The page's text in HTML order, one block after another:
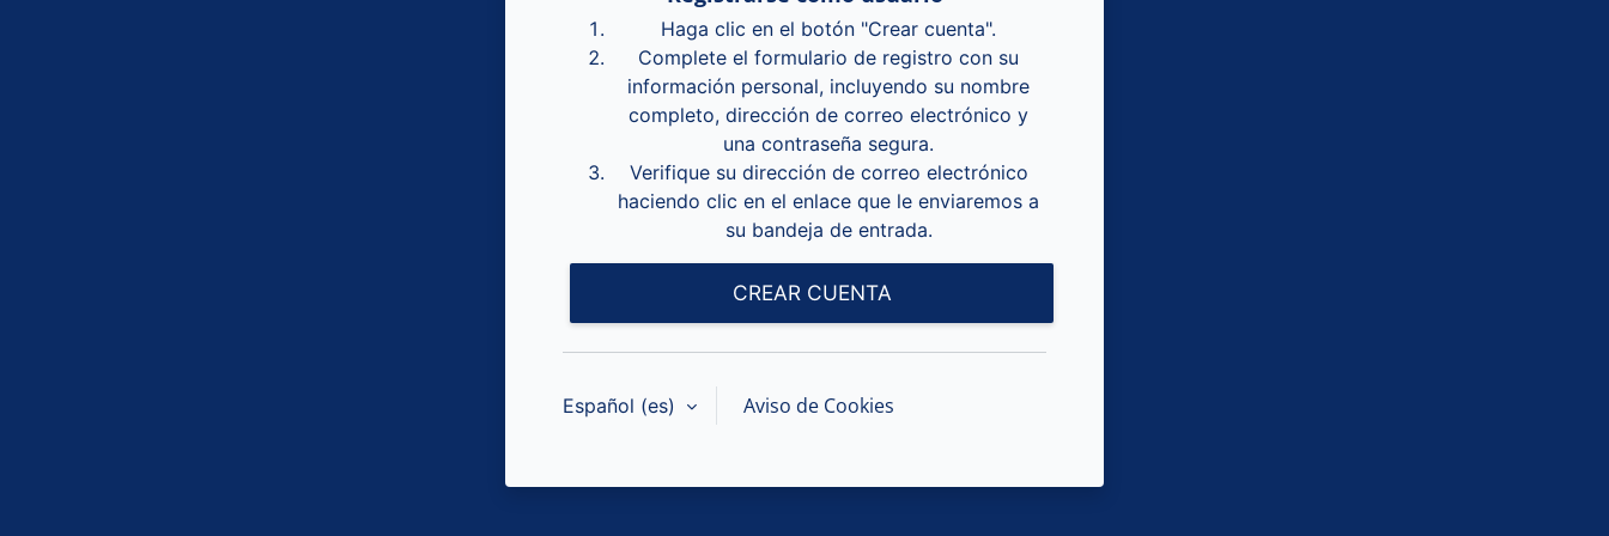
Haga clic en el botón "Crear cuenta".
Complete el formulario de registro con su
información personal, incluyendo su nombre
completo, dirección de correo electrónico y
una contraseña segura.
Verifique su dirección de correo electrónico
haciendo clic en el enlace que le enviaremos a
su bandeja de entrada.
CREAR CUENTA
Español ‎(es)‎ Aviso de Cookies